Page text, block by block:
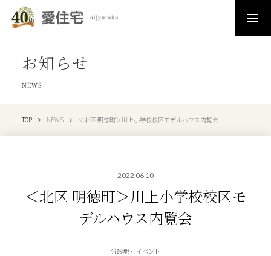
お知らせ
NEWS
TOP NEWS ＜北区 明徳町＞川上小学校校区モデルハウス内覧会
2022 06 10
＜北区 明徳町＞川上小学校校区モ
デルハウス内覧会
分譲地 イベント